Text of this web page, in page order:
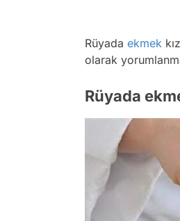
Rüyada ekmek
olarak
Rüyada